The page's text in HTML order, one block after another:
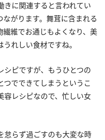
きに関連すると言われてい
がります。舞茸に含まれる
繊維でお通じもよくなり、美
れしい食材ですね。
シピですが、もうひとつの
つでできてしまうというこ
容レシピなので、忙しい女
怠らず過ごすのも大変な時